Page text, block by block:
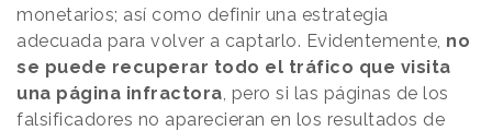
monetarios; así como definir una estrategia
adecuada para volver a captarlo. Evidentemente, no
se puede recuperar todo el tráfico que visita
una página infractora , pero si las páginas de los
falsificadores no aparecieran en los resultados de